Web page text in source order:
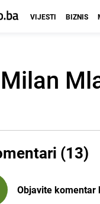
VIJESTI BIZNIS
(13)
Objavite komentar